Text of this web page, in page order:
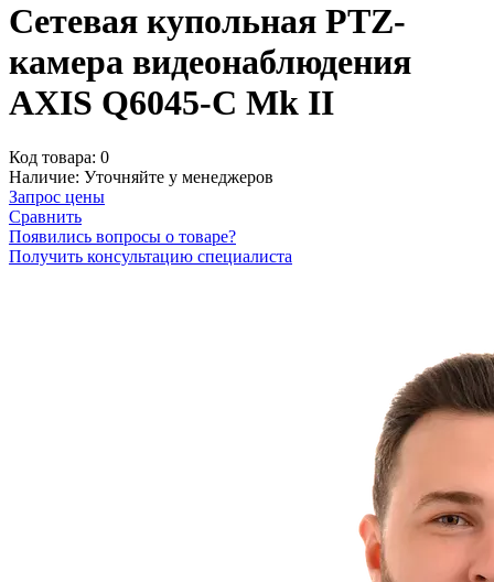
Сетевая купольная PTZ-
камера видеонаблюдения
AXIS Q6045-С Mk II
Код товара: 0
Наличие: Уточняйте у менеджеров
Запрос цены
Сравнить
Появились вопросы о товаре?
Получить консультацию специалиста